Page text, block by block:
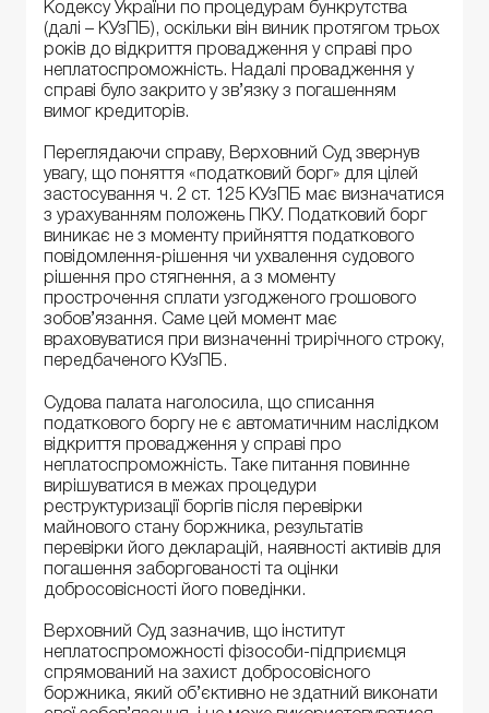
Кодексу України по процедурам бункрутства
(далі – КУзПБ), оскільки він виник протягом трьох
років до відкриття провадження у справі про
неплатоспроможність. Надалі провадження у
справі було закрито у зв’язку з погашенням
вимог кредиторів.
Переглядаючи справу, Верховний Суд звернув
увагу, що поняття «податковий борг» для цілей
застосування ч. 2 ст. 125 КУзПБ має визначатися
з урахуванням положень ПКУ. Податковий борг
виникає не з моменту прийняття податкового
повідомлення-рішення чи ухвалення судового
рішення про стягнення, а з моменту
прострочення сплати узгодженого грошового
зобов’язання. Саме цей момент має
враховуватися при визначенні трирічного строку,
передбаченого КУзПБ.
Судова палата наголосила, що списання
податкового боргу не є автоматичним наслідком
відкриття провадження у справі про
неплатоспроможність. Таке питання повинне
вирішуватися в межах процедури
реструктуризації боргів після перевірки
майнового стану боржника, результатів
перевірки його декларацій, наявності активів для
погашення заборгованості та оцінки
добросовісності його поведінки.
Верховний Суд зазначив, що інститут
неплатоспроможності фізособи-підприємця
спрямований на захист добросовісного
боржника, який об’єктивно не здатний виконати